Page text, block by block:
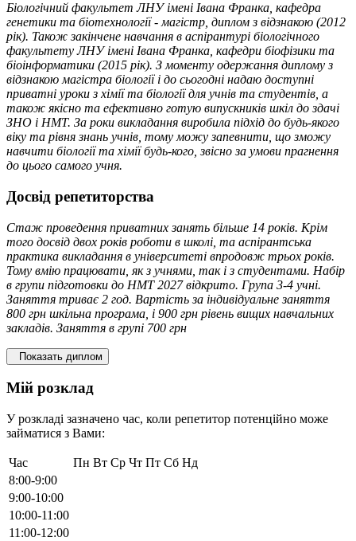
Біологічний факультет ЛНУ імені Івана Франка, кафедра
генетики та біотехнології - магістр, диплом з відзнакою (2012
рік). Також закінчене навчання в аспірантурі біологічного
факультету ЛНУ імені Івана Франка, кафедри біофізики та
біоінформатики (2015 рік). З моменту одержання диплому з
відзнакою магістра біології і до сьогодні надаю доступні
приватні уроки з хімії та біології для учнів та студентів, а
також якісно та ефективно готую випускників шкіл до здачі
ЗНО і НМТ. За роки викладання виробила підхід до будь-якого
віку та рівня знань учнів, тому можу запевнити, що зможу
навчити біології та хімії будь-кого, звісно за умови прагнення
до цього самого учня.
Досвід репетиторства
Стаж проведення приватних занять більше 14 років. Крім
того досвід двох років роботи в школі, та аспірантська
практика викладання в університеті впродовж трьох років.
Тому вмію працювати, як з учнями, так і з студентами. Набір
в групи підготовки до НМТ 2027 відкрито. Група 3-4 учні.
Заняття триває 2 год. Вартість за індивідуальне заняття
800 грн шкільна програма, і 900 грн рівень вищих навчальних
закладів. Заняття в групі 700 грн
Показать диплом
Мій розклад
У розкладі зазначено час, коли репетитор потенційно може
займатися з Вами:
Час Пн Вт Ср Чт Пт Сб Нд
8:00-9:00
9:00-10:00
10:00-11:00
11:00-12:00